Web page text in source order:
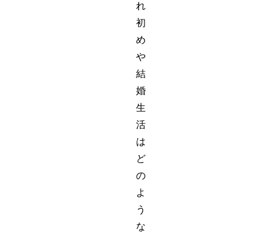
れ
初
め
や
結
婚
生
活
は
ど
の
よ
う
な